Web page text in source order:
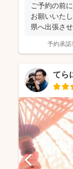
ご予約の前
お願いいた
県へ出張さ
予約承諾
てら